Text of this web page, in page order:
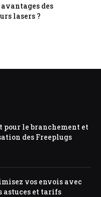
des
lasers ?
pour le branchement et
des Freeplugs
vos envois avec
astuces et tarifs